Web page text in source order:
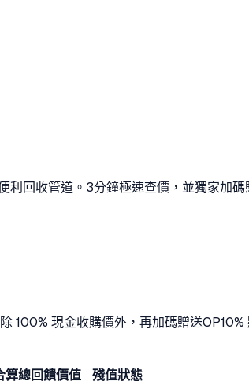
利回收管道。3分鐘極速查價，並獨家加碼
100% 現金收購價外，再加碼贈送OP10%
算總回饋價值
殘值狀態